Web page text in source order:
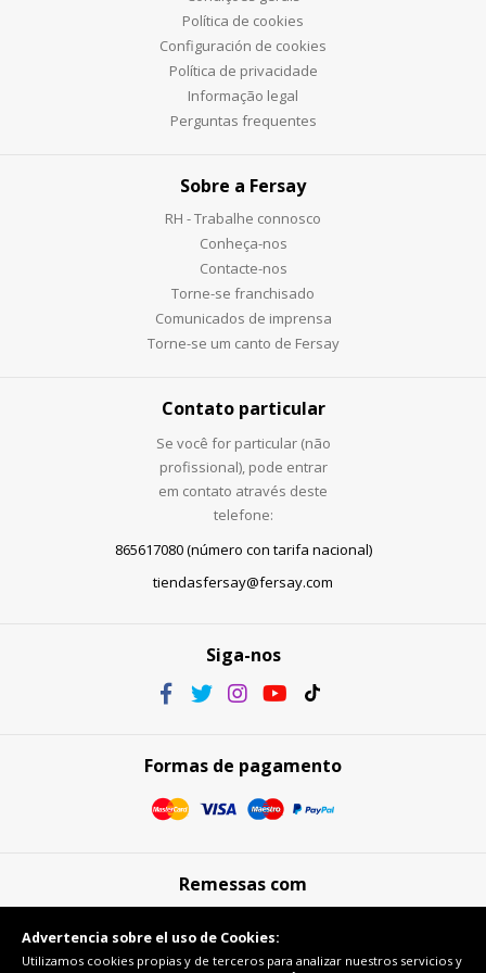
Política de cookies
Configuración de cookies
Política de privacidade
Informação legal
Perguntas frequentes
Sobre a Fersay
RH - Trabalhe connosco
Conheça-nos
Contacte-nos
Torne-se franchisado
Comunicados de imprensa
Torne-se um canto de Fersay
Contato particular
Se você for particular (não
profissional), pode entrar
em contato através deste
telefone:
865617080 (número con tarifa nacional)
tiendasfersay@fersay.com
Siga-nos
Formas de pagamento
Remessas com
Advertencia sobre el uso de Cookies:
Utilizamos cookies propias y de terceros para analizar nuestros servicios y